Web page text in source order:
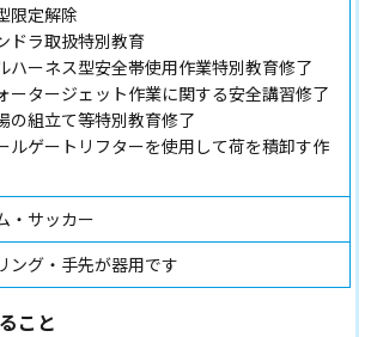
限定解除
ドラ取扱特別教育
ハーネス型安全帯使用作業特別教育修了
ータージェット作業に関する安全講習修了
の組立て等特別教育修了
ルゲートリフターを使用して荷を積卸す作
・サッカー
ング・手先が器用です
こと